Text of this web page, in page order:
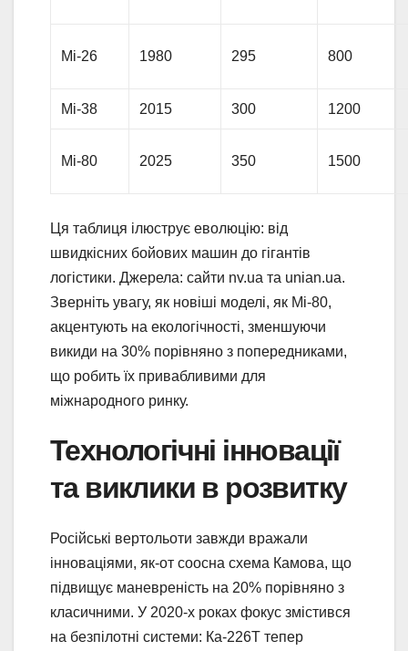
Мі-26 1980 295 800
Мі-38 2015 300 1200
Мі-80 2025 350 1500
Ця таблиця ілюструє еволюцію: від
швидкісних бойових машин до гігантів
логістики. Джерела: сайти nv.ua та unian.ua.
Зверніть увагу, як новіші моделі, як Мі-80,
акцентують на екологічності, зменшуючи
викиди на 30% порівняно з попередниками,
що робить їх привабливими для
міжнародного ринку.
Технологічні інновації
та виклики в розвитку
Російські вертольоти завжди вражали
інноваціями, як-от соосна схема Камова, що
підвищує маневреність на 20% порівняно з
класичними. У 2020-х роках фокус змістився
на безпілотні системи: Ка-226Т тепер